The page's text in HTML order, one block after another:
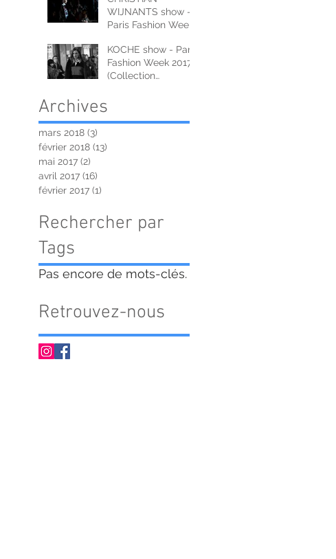
WIJNANTS show -
Paris Fashion Week
Automne-Hiver)
KOCHE show - Paris
Fashion Week 2017
(Collection
Archives
mars 2018 (3)
février 2018 (13)
mai 2017 (2)
avril 2017 (16)
février 2017 (1)
Rechercher par
Tags
Pas encore de mots-clés.
Retrouvez-nous